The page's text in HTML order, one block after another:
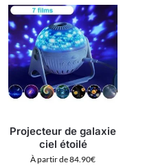
Projecteur de galaxie
ciel étoilé
À partir de84.90€